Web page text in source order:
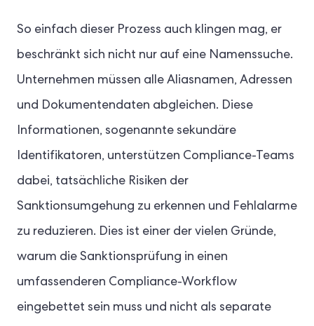
So einfach dieser Prozess auch klingen mag, er
beschränkt sich nicht nur auf eine Namenssuche.
Unternehmen müssen alle Aliasnamen, Adressen
und Dokumentendaten abgleichen. Diese
Informationen, sogenannte sekundäre
Identifikatoren, unterstützen Compliance-Teams
dabei, tatsächliche Risiken der
Sanktionsumgehung zu erkennen und Fehlalarme
zu reduzieren. Dies ist einer der vielen Gründe,
warum die Sanktionsprüfung in einen
umfassenderen Compliance-Workflow
eingebettet sein muss und nicht als separate